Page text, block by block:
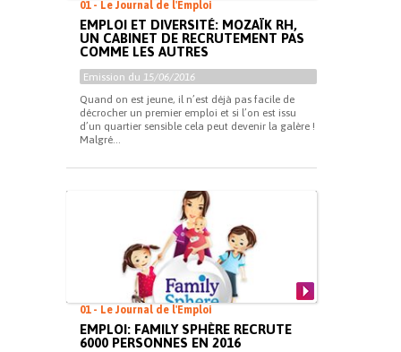
01 - Le Journal de l'Emploi
EMPLOI ET DIVERSITÉ: MOZAÏK RH,
UN CABINET DE RECRUTEMENT PAS
COMME LES AUTRES
Emission du 15/06/2016
Quand on est jeune, il n’est déjà pas facile de
décrocher un premier emploi et si l’on est issu
d’un quartier sensible cela peut devenir la galère !
Malgré...
01 - Le Journal de l'Emploi
EMPLOI: FAMILY SPHÈRE RECRUTE
6000 PERSONNES EN 2016